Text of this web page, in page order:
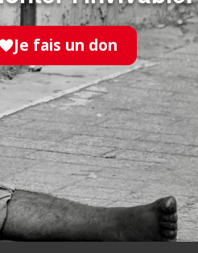
remercier tous ceux qui
Je fais un don